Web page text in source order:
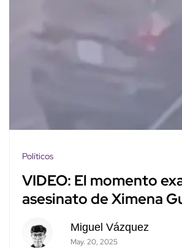
Políticos
VIDEO: El momento
asesinato de Ximena
Miguel Vázquez
May. 20, 2025